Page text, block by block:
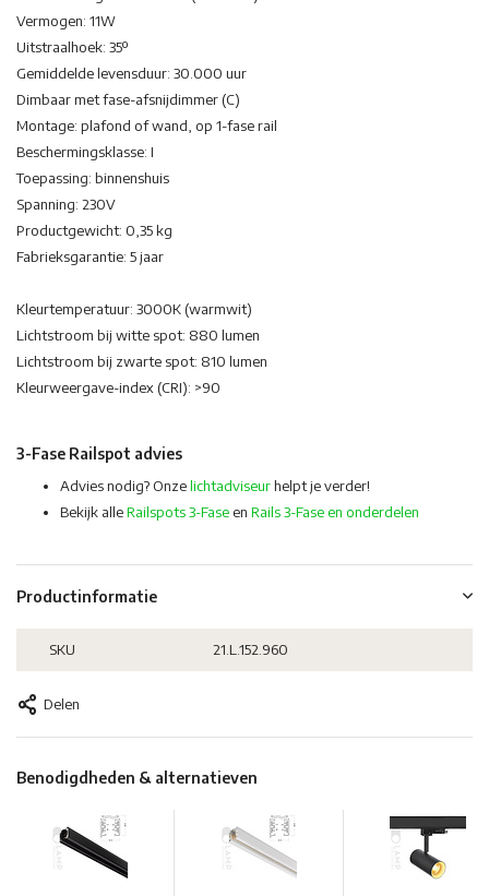
Vermogen: 11W
Uitstraalhoek: 35º
Gemiddelde levensduur: 30.000 uur
Dimbaar met fase-afsnijdimmer (C)
Montage: plafond of wand, op 1-fase rail
Beschermingsklasse: I
Toepassing: binnenshuis
Spanning: 230V
Productgewicht: 0,35 kg
Fabrieksgarantie: 5 jaar
Kleurtemperatuur: 3000K (warmwit)
Lichtstroom bij witte spot: 880 lumen
Lichtstroom bij zwarte spot: 810 lumen
Kleurweergave-index (CRI): >90
3-Fase Railspot advies
Advies nodig? Onzelichtadviseurhelpt je verder!
Bekijk alleRailspots 3-Fase en Rails 3-Fase en onderdelen
Productinformatie
SKU 21.L.152.960
Delen
Benodigdheden & alternatieven